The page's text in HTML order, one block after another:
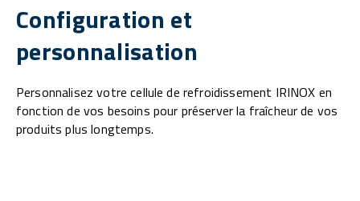
Configuration et
personnalisation
Personnalisez votre cellule de refroidissement IRINOX en
fonction de vos besoins pour préserver la fraîcheur de vos
produits plus longtemps.